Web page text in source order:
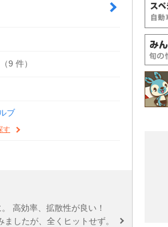
（9 件）
ブ
す
高効率、拡散性が良い！
したが、全くヒットせず。